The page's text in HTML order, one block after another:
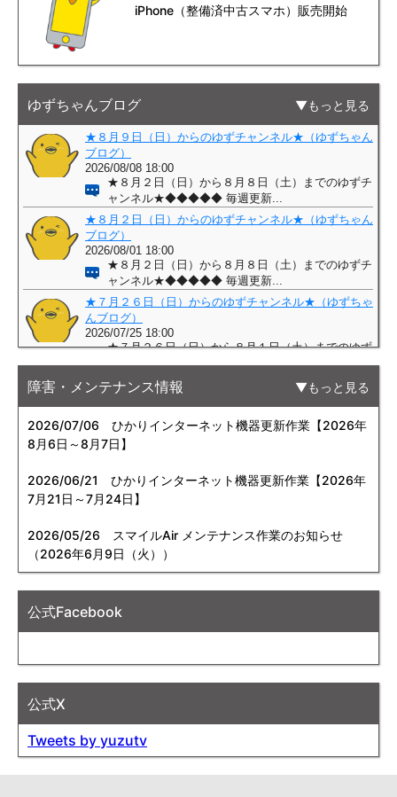
iPhone（整備済中古スマホ）販売開始
ゆずちゃんブログ もっと見る
障害・メンテナンス情報 もっと見る
2026/07/06 ひかりインターネット機器更新作業【2026年
8月6日～8月7日】
2026/06/21
ひかりインターネット機器更新作業【2026年
7月21日～7月24日】
2026/05/26 スマイルAir メンテナンス作業のお知らせ
（2026年6月9日（火））
公式Facebook
公式X
Tweets by yuzutv